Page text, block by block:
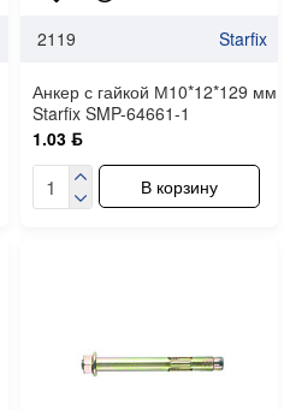
2119 Starfix
Анкер с гайкой М10*12*129 мм
Starfix SMP-64661-1
1.03 ƃ
В корзину